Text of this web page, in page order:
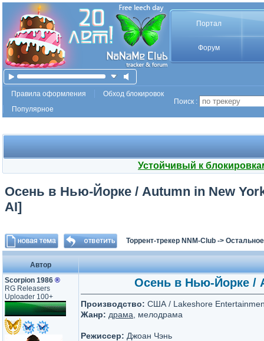
Портал
Форум
Правила оформления
Обход блокировок
Популярное
Поиск :
Устойчивый к
Осень в Нью-Йорке / Autumn in New
AI]
Торрент-трекер NNM-Club -> Остальное
Автор
Scorpion 1986 ®
RG Releasers
Uploader 100+
Осень в Нью-Йорке /
Производство: США / Lakeshore
Жанр: драма , мелодрама
Режиссер: Джоан Чэнь